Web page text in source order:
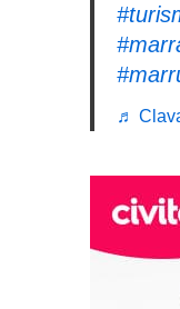
♬